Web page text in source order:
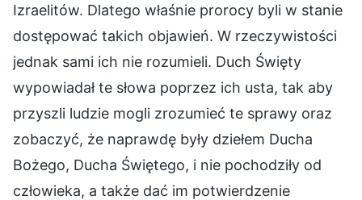
Izraelitów. Dlatego właśnie prorocy byli w stanie
dostępować takich objawień. W rzeczywistości
jednak sami ich nie rozumieli. Duch Święty
wypowiadał te słowa poprzez ich usta, tak aby
przyszli ludzie mogli zrozumieć te sprawy oraz
zobaczyć, że naprawdę były dziełem Ducha
Bożego, Ducha Świętego, i nie pochodziły od
człowieka, a także dać im potwierdzenie